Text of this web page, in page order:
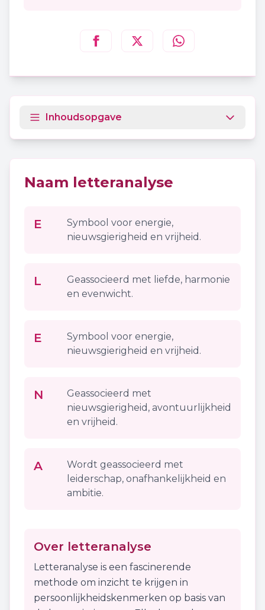
Deel deze pagina op
Deel deze pagina op
Deel deze pagina
Inhoudsopgave
Naam letteranalyse
E
Symbool voor energie,
nieuwsgierigheid en vrijheid.
L
Geassocieerd met liefde, harmonie
en evenwicht.
E
Symbool voor energie,
nieuwsgierigheid en vrijheid.
N
Geassocieerd met
nieuwsgierigheid, avontuurlijkheid
en vrijheid.
A
Wordt geassocieerd met
leiderschap, onafhankelijkheid en
ambitie.
Over letteranalyse
Letteranalyse is een fascinerende
methode om inzicht te krijgen in
persoonlijkheidskenmerken op basis van